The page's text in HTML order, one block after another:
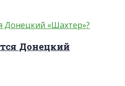
Донецкий